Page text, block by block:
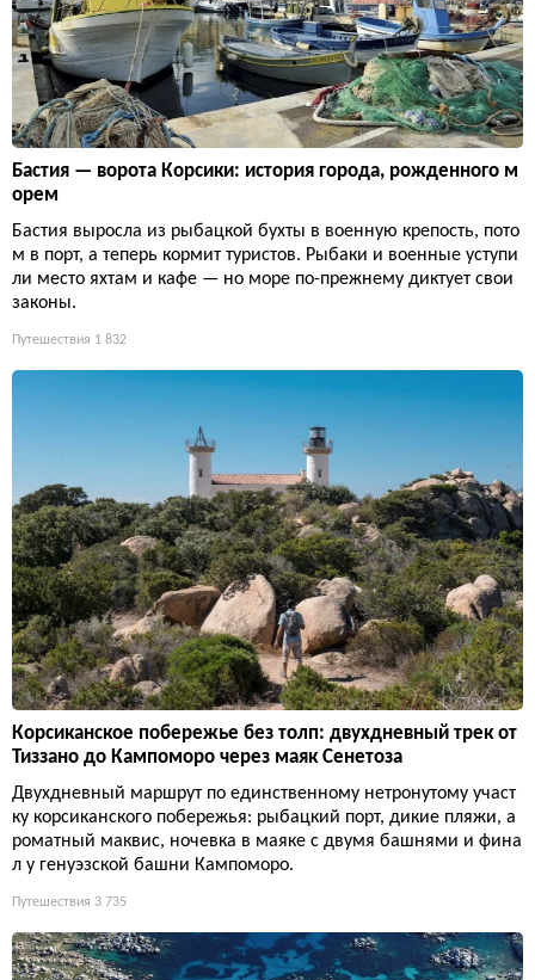
Бастия — ворота Корсики: история города, рожденного м
орем
Бастия выросла из рыбацкой бухты в военную крепость, пото
м в порт, а теперь кормит туристов. Рыбаки и военные уступи
ли место яхтам и кафе — но море по-прежнему диктует свои
законы.
Путешествия 1 832
Корсиканское побережье без толп: двухдневный трек от
Тиззано до Кампоморо через маяк Сенетоза
Двухдневный маршрут по единственному нетронутому участ
ку корсиканского побережья: рыбацкий порт, дикие пляжи, а
роматный маквис, ночевка в маяке с двумя башнями и фина
л у генуэзской башни Кампоморо.
Путешествия 3 735